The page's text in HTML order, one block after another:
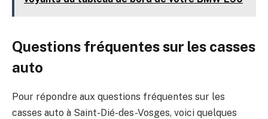
Questions fréquentes sur les casses
auto
Pour répondre aux questions fréquentes sur les
casses auto à Saint-Dié-des-Vosges, voici quelques